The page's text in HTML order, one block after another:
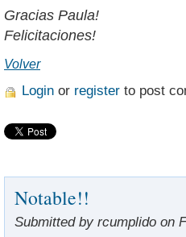
Gracias Paula!
Felicitaciones!
Volver
Login or register to post
Notable!!
Submitted by rcumplido on